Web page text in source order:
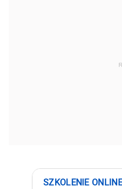
SZKOLENIE ONLINE